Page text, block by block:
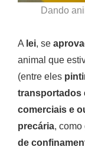
Dando
A lei, se
animal que
(entre eles
transportados
comerciais e
precária, como
de